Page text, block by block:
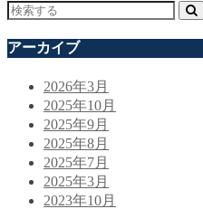
アーカイブ
2026年3月
2025年10月
2025年9月
2025年8月
2025年7月
2025年3月
2023年10月